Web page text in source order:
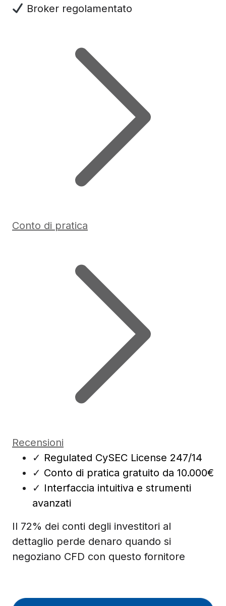
Broker regolamentato
Conto di pratica
Recensioni
✓ Regulated CySEC License 247/14
✓ Conto di pratica gratuito da 10.000€
✓ Interfaccia intuitiva e strumenti
avanzati
Il 72% dei conti degli investitori al
dettaglio perde denaro quando si
negoziano CFD con questo fornitore